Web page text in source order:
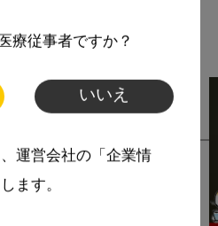
療従事者ですか？
いいえ
運営会社の「企業情
ます。